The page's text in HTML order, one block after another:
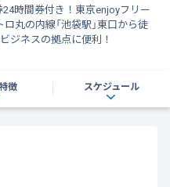
24時間券付き！東京enjoyフリー
丸の内線「池袋駅」東口から徒
ジネスの拠点に便利！
徴 スケジュール